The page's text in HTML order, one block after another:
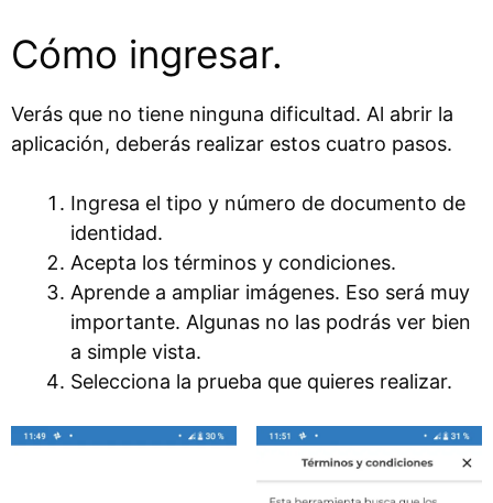
Cómo ingresar.
Verás que no tiene ninguna dificultad. Al abrir la
aplicación, deberás realizar estos cuatro pasos.
Ingresa el tipo y número de documento de
identidad.
Acepta los términos y condiciones.
Aprende a ampliar imágenes. Eso será muy
importante. Algunas no las podrás ver bien
a simple vista.
Selecciona la prueba que quieres realizar.